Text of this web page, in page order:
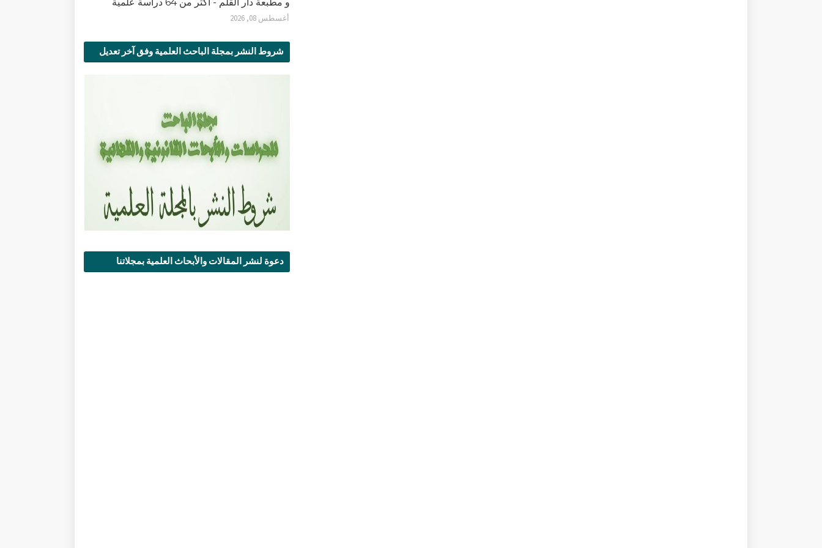
أغسطس 08, 2026
شروط النشر بمجلة الباحث العلمية وفق آخر تعديل
دعوة لنشر المقالات والأبحاث العلمية بمجلاتنا